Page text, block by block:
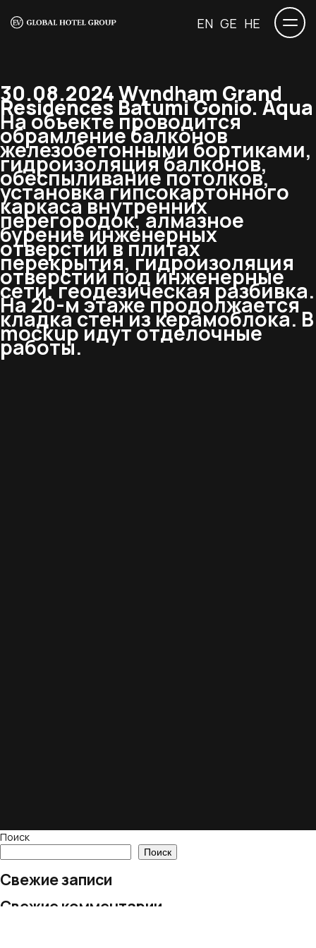
EN GE HE
30.08.2024 Wyndham Grand
Residences Batumi Gonio. Aqua
На объекте проводится
обрамление балконов
железобетонными бортиками,
гидроизоляция балконов,
обеспыливание потолков,
установка гипсокартонного
каркаса внутренних
перегородок, алмазное
бурение инженерных
отверстий в плитах
перекрытия, гидроизоляция
отверстий под инженерные
сети, геодезическая разбивка.
На 20-м этаже продолжается
кладка стен из керамоблока. В
mockup идут отделочные
работы.
Поиск
Поиск
Свежие записи
Свежие комментарии